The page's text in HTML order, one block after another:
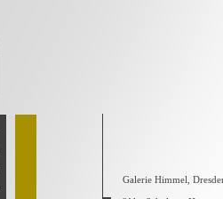
Galerie Himmel ,